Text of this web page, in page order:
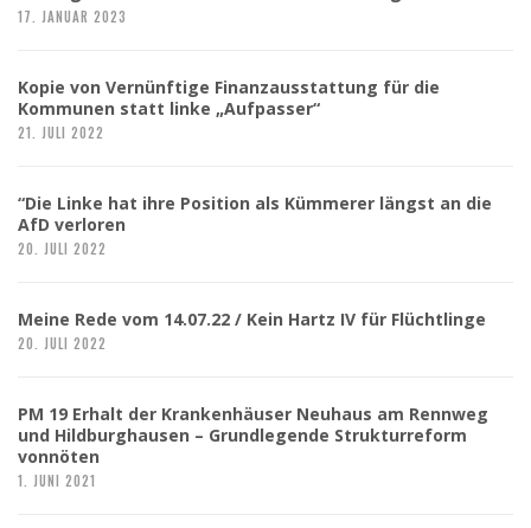
17. JANUAR 2023
Kopie von Vernünftige Finanzausstattung für die
Kommunen statt linke „Aufpasser“
21. JULI 2022
“Die Linke hat ihre Position als Kümmerer längst an die
AfD verloren
20. JULI 2022
Meine Rede vom 14.07.22 / Kein Hartz IV für Flüchtlinge
20. JULI 2022
PM 19 Erhalt der Krankenhäuser Neuhaus am Rennweg
und Hildburghausen – Grundlegende Strukturreform
vonnöten
1. JUNI 2021